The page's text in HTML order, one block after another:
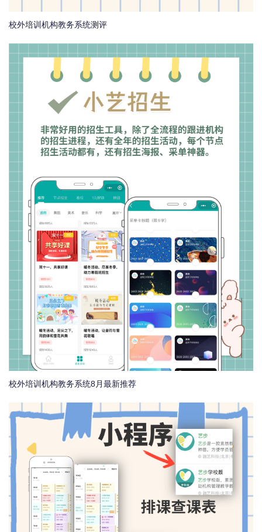
校外培训机构教务系统测评
校外培训机构教务系统8月最新推荐